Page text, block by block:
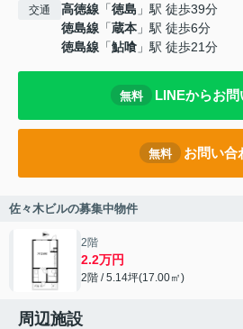
交通 高徳線 「徳島 」駅 徒歩39分
徳島線 「蔵本 」駅 徒歩6分
徳島線 「鮎喰 」駅 徒歩21分
無料 LINEからお問
無料 お問い合
佐々木ビルの募集中物件
2階
2.2万円
2階 / 5.14坪(17.00㎡)
周辺施設